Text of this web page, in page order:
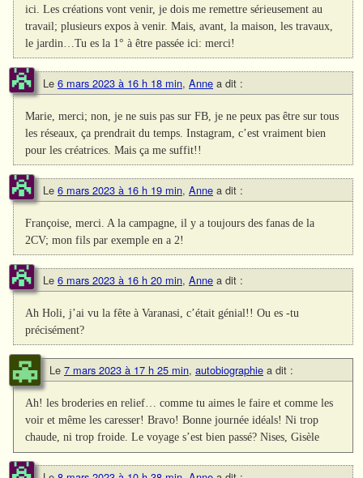
ici. Les créations vont venir, je dois me remettre sérieusement au
travail; plusieurs expos à venir. Mais, avant, la maison, les travaux,
le jardin…Tu es la 1° à être passée ici: merci!
Le 6 mars 2023 à 16 h 18 min, Anne a dit :
Marie, merci; non, je ne suis pas sur FB, je ne peux pas être sur tous
les réseaux, ça prendrait du temps. Instagram, c’est vraiment bien
pour les créatrices. Mais ça me suffit!!
Le 6 mars 2023 à 16 h 19 min, Anne a dit :
Françoise, merci. A la campagne, il y a toujours des fanas de la
2CV; mon fils par exemple en a 2!
Le 6 mars 2023 à 16 h 20 min, Anne a dit :
Ah Holi, j’ai vu la fête à Varanasi, c’était génial!! Ou es -tu
précisément?
Le 7 mars 2023 à 17 h 25 min, autobiographie a dit :
Ah! les broderies en relief… comme tu aimes le faire et comme les
voir et même les caresser! Bravo! Bonne journée idéals! Ni trop
chaude, ni trop froide. Le voyage s’est bien passé? Nises, Gisèle